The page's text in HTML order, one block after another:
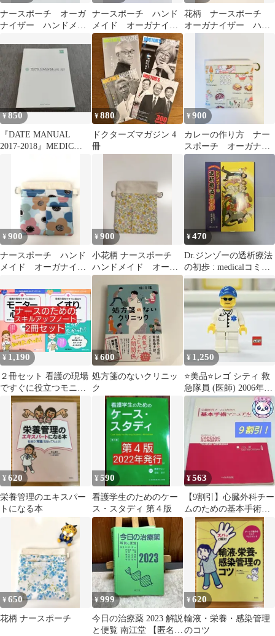
ナースポーチ オーガ
ナイザー ハンドメイ
ナースポーチ ハンド
メイド オーガナイザ
ー ポケットペンケー
花柄 ナースポーチ
オーガナイザー ハン
¥850
『DATE MANUAL
2017-2018』MEDIC
¥880
ドクターズマガジン 4
冊
¥900
カレーの作り方 ナー
スポーチ オーガナイ
ザー ハンドメイド
¥900
ナースポーチ ハンド
メイド オーガナイザ
¥900
小花柄 ナースポーチ
ハンドメイド オーガ
ナイザー
¥470
Dr.ジンゾーの透析療法
の初歩 : medicalコミッ
ク
¥ 1,190
２冊セット 看護の現場
ですぐに役立つモニタ
ー心電図/ くすりの基本
¥600
処方箋のないクリニッ
ク
¥ 1,250
⭐️美品⭐️レゴ シティ 救
急隊員 (医師) 2006年製
青キャップ サングラス
¥620
栄養管理のエキスパー
トになる本
¥590
看護学生のためのケー
ス・スタディ 第４版
¥563
【9割引】心臓外科チー
ムのための基本手術マ
ニュアル （改訂新版）
良品 改訂新版
¥650
花柄 ナースポーチ
¥999
今日の治療薬 2023 解説
と便覧 南江堂 【匿名配
¥620
輸液・栄養・感染管理
のコツ